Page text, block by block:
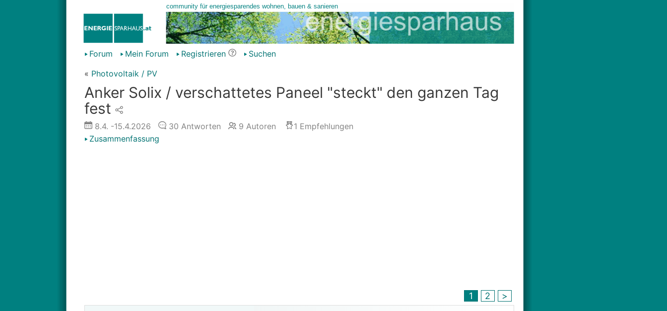
Forum Mein Forum Registrieren
Suchen
« Photovoltaik / PV
Anker Solix / verschattetes Paneel "steckt" den ganzen Tag
fest
8.4. -15.4.2026 30 Antworten 9 Autoren 1 Empfehlungen
Zusammenfassung
1 2 >